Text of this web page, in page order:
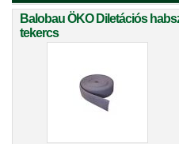
Balobau ÖKO Diletációs
tekercs